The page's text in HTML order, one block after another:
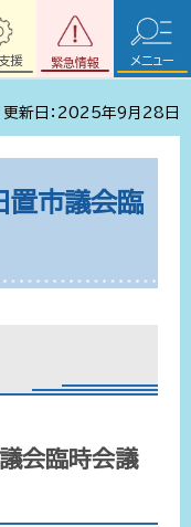
緊急情報
援 メニュー
更新日：2025年9月28日
市議会臨
会臨時会議